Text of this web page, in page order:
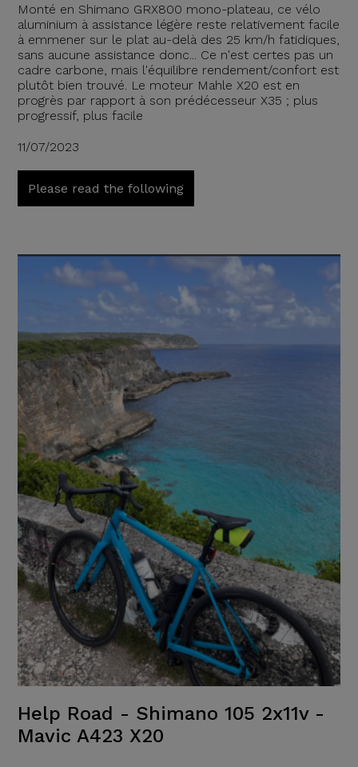
Monté en Shimano GRX800 mono-plateau, ce vélo
aluminium à assistance légère reste relativement facile
à emmener sur le plat au-delà des 25 km/h fatidiques,
sans aucune assistance donc... Ce n'est certes pas un
cadre carbone, mais l'équilibre rendement/confort est
plutôt bien trouvé. Le moteur Mahle X20 est en
progrès par rapport à son prédécesseur X35 ; plus
progressif, plus facile
11/07/2023
Please read the following
Help Road - Shimano 105 2x11v -
Mavic A423 X20